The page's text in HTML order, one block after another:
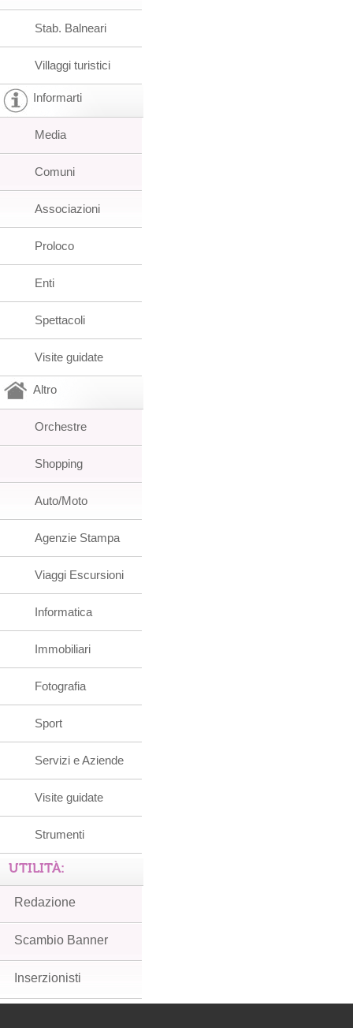
Stab. Balneari
Villaggi turistici
Informarti
Media
Comuni
Associazioni
Proloco
Enti
Spettacoli
Visite guidate
Altro
Orchestre
Shopping
Auto/Moto
Agenzie Stampa
Viaggi Escursioni
Informatica
Immobiliari
Fotografia
Sport
Servizi e Aziende
Visite guidate
Strumenti
UTILITÀ:
Redazione
Scambio Banner
Inserzionisti